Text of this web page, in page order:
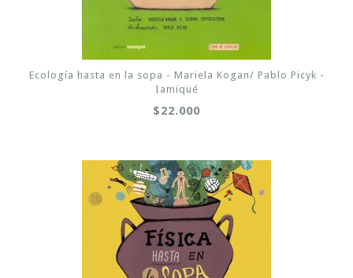
Ecología hasta en la sopa - Mariela Kogan/ Pablo Picyk -
Iamiqué
$22.000